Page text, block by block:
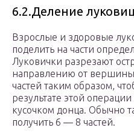
6.2.Деление
Взрослые и здоровые
поделить на части
Луковички разрезают
направлению от вершины
частей таким образом,
результате этой
кусочком донца. Обычно
получить 6 — 8 частей.